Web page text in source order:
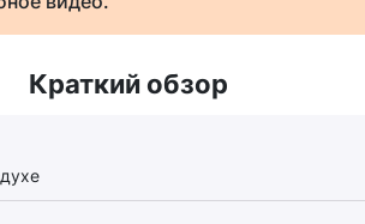
Краткий обзор